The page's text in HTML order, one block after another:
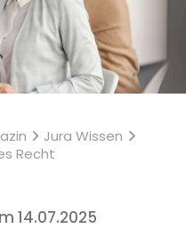
Jura Wissen
Recht
14.07.2025